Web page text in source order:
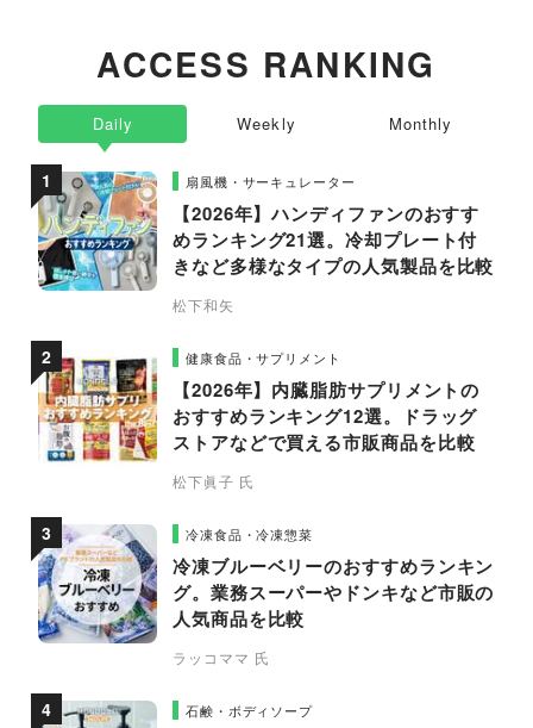
ACCESS RANKING
Daily
扇風機・サーキュレーター
【2026年】ハンディファンのおすす
めランキング21選。冷却プレート付
きなど多様なタイプの人気製品を比較
松下和矢
健康食品・サプリメント
【2026年】内臓脂肪サプリメントの
おすすめランキング12選。ドラッグ
ストアなどで買える市販商品を比較
松下眞子 氏
冷凍食品・冷凍惣菜
冷凍ブルーベリーのおすすめランキン
グ。業務スーパーやドンキなど市販の
人気商品を比較
ラッコママ 氏
石鹸・ボディソープ
Weekly Monthly